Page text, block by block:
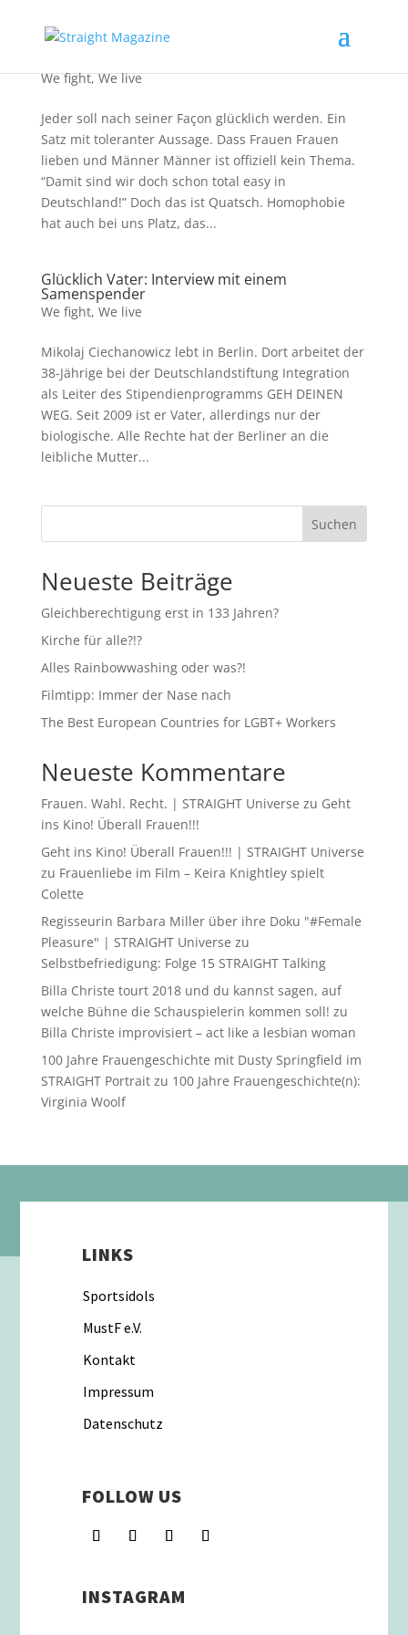
We fight,We live
Jeder soll nach seiner Façon glücklich werden. Ein
Satz mit toleranter Aussage. Dass Frauen Frauen
lieben und Männer Männer ist offiziell kein Thema.
“Damit sind wir doch schon total easy in
Deutschland!” Doch das ist Quatsch. Homophobie
hat auch bei uns Platz, das...
Glücklich Vater: Interview mit einem
Samenspender
We fight, We live
Mikolaj Ciechanowicz lebt in Berlin. Dort arbeitet der
38-Jährige bei der Deutschlandstiftung Integration
als Leiter des Stipendienprogramms GEH DEINEN
WEG. Seit 2009 ist er Vater, allerdings nur der
biologische. Alle Rechte hat der Berliner an die
leibliche Mutter...
Suchen
Neueste Beiträge
Gleichberechtigung erst in 133 Jahren?
Kirche für alle?!?
Alles Rainbowwashing oder was?!
Filmtipp: Immer der Nase nach
The Best European Countries for LGBT+ Workers
Neueste Kommentare
Frauen. Wahl. Recht. | STRAIGHT Universe zu Geht
ins Kino! Überall Frauen!!!
Geht ins Kino! Überall Frauen!!! | STRAIGHT Universe
zu Frauenliebe im Film – Keira Knightley spielt
Colette
Regisseurin Barbara Miller über ihre Doku "#Female
Pleasure" | STRAIGHT Universe zu
Selbstbefriedigung: Folge 15 STRAIGHT Talking
Billa Christe tourt 2018 und du kannst sagen, auf
welche Bühne die Schauspielerin kommen soll! zu
Billa Christe improvisiert – act like a lesbian woman
100 Jahre Frauengeschichte mit Dusty Springfield im
STRAIGHT Portraitzu 100 Jahre Frauengeschichte(n):
Virginia Woolf
LINKS
Sportsidols
MustF e.V.
Kontakt
Impressum
Datenschutz
FOLLOW US
INSTAGRAM